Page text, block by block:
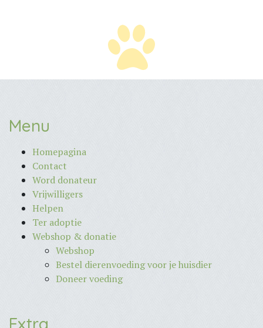
Menu
Homepagina
Contact
Word donateur
Vrijwilligers
Helpen
Ter adoptie
Webshop & donatie
Webshop
Bestel dierenvoeding voor je huisdier
Doneer voeding
Extra